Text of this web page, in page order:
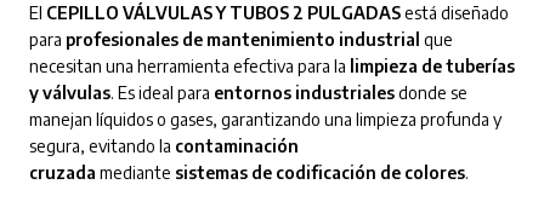
El CEPILLO VÁLVULAS Y TUBOS 2 PULGADASestá diseñado
para profesionales de mantenimiento industrial que
necesitan una herramienta efectiva para la limpieza de tuberías
y válvulas. Es ideal para entornos industrialesdonde se
manejan líquidos o gases, garantizando una limpieza profunda y
segura, evitando la contaminación
cruzada mediante sistemas de codificación de colores.